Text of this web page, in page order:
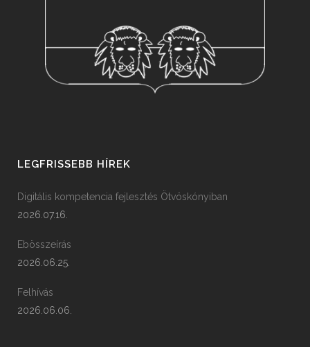
LEGFRISSEBB HÍREK
Digitális kompetencia fejlesztés Ötvöskónyiban
2026.07.16.
Ebösszeírás
2026.06.25.
Felhívás
2026.06.06.